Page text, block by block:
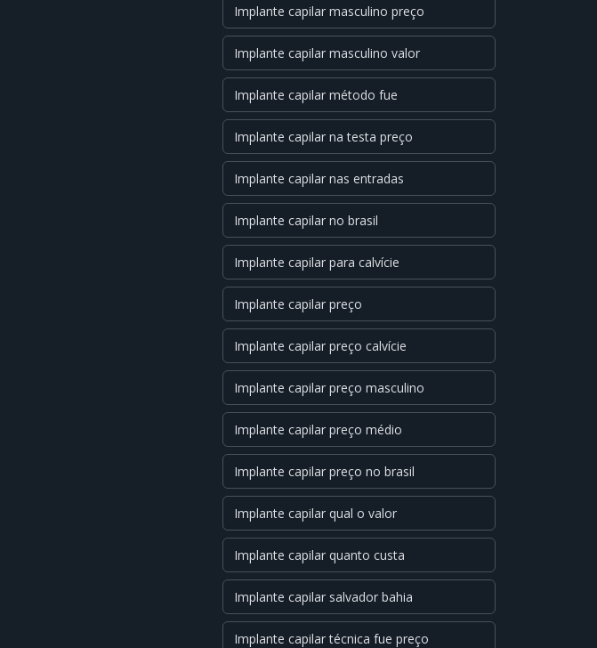
Implante capilar masculino preço
Implante capilar masculino valor
Implante capilar método fue
Implante capilar na testa preço
Implante capilar nas entradas
Implante capilar no brasil
Implante capilar para calvície
Implante capilar preço
Implante capilar preço calvície
Implante capilar preço masculino
Implante capilar preço médio
Implante capilar preço no brasil
Implante capilar qual o valor
Implante capilar quanto custa
Implante capilar salvador bahia
Implante capilar técnica fue preço